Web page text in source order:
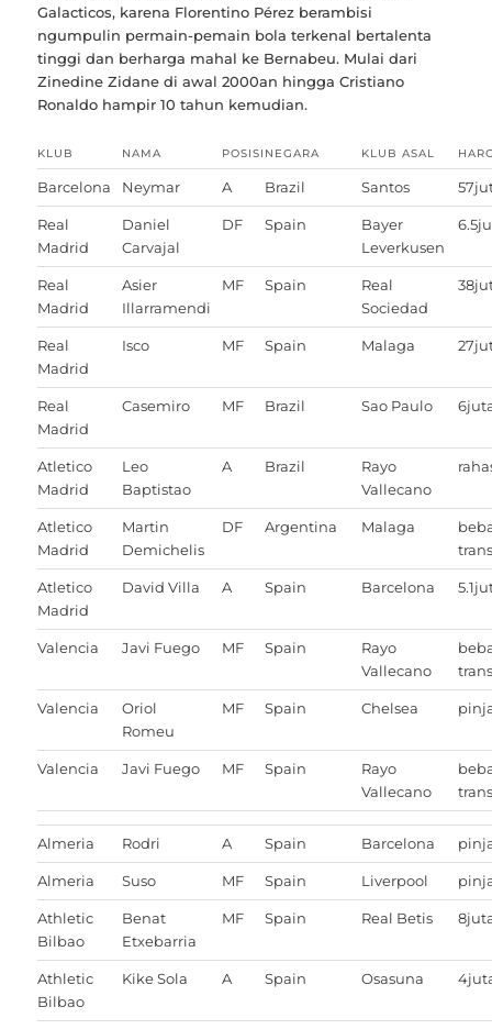
Galacticos, karena Florentino Pérez berambisi
ngumpulin permain-pemain bola terkenal bertalenta
tinggi dan berharga mahal ke Bernabeu. Mulai dari
Zinedine Zidane di awal 2000an hingga Cristiano
Ronaldo hampir 10 tahun kemudian.
KLUB NAMA POSISI NEGARA KLUB ASAL
Barcelona Neymar A Brazil Santos
Real
Madrid
Daniel
Carvajal
DF Spain
Bayer
Leverkusen
Real
Madrid
Asier
Illarramendi
MF Spain
Real
Sociedad
Real
Madrid
Isco MF Spain Malaga
Real
Madrid
Casemiro MF Brazil Sao Paulo
Atletico
Madrid
Leo
Baptistao
A Brazil
Rayo
Vallecano
Atletico
Madrid
Martin
Demichelis
DF Argentina Malaga
Atletico
Madrid
David Villa A Spain Barcelona
Valencia Javi Fuego MF Spain
Rayo
Vallecano
Valencia
Oriol
Romeu
MF Spain Chelsea
Valencia Javi Fuego MF Spain
Rayo
Vallecano
Almeria Rodri A Spain Barcelona
Almeria Suso MF Spain Liverpool
Athletic
Bilbao
Benat
Etxebarria
MF Spain Real Betis
Athletic
Bilbao
Kike Sola A Spain Osasuna